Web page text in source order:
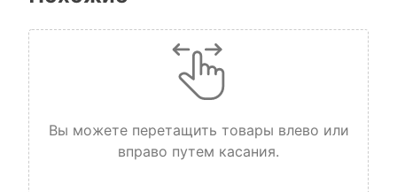
Вы можете перетащить товары влево или
вправо путем касания.